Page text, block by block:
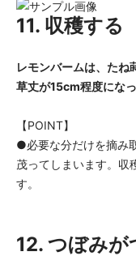
11. 収穫する
レモンバームは、たね
草丈が15cm程度にな
【POINT】
●必要な分だけを摘み
茂ってしまいます。収
す。
12. つぼみが